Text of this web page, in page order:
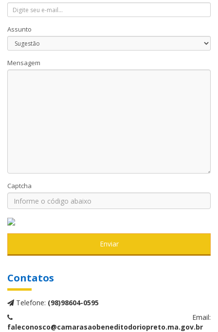
Assunto
Mensagem
Captcha
Enviar
Contatos
Telefone: (98)98604-0595
Email:
faleconosco@camarasaobeneditodoriopreto.ma.gov.br